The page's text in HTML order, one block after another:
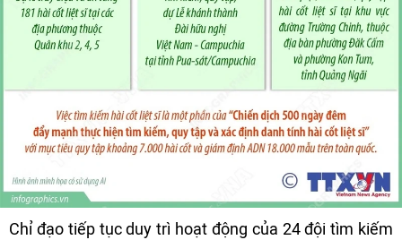
Chỉ đạo tiếp tục duy trì hoạt động của 24 đội tìm kiếm